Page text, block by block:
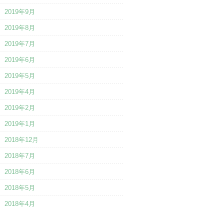
2019年9月
2019年8月
2019年7月
2019年6月
2019年5月
2019年4月
2019年2月
2019年1月
2018年12月
2018年7月
2018年6月
2018年5月
2018年4月